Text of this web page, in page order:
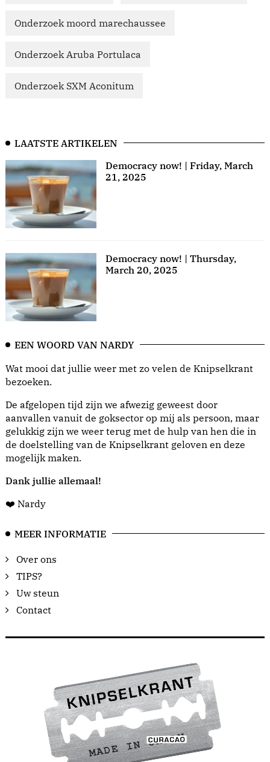
Onderzoek moord marechaussee
Onderzoek Aruba Portulaca
Onderzoek SXM Aconitum
LAATSTE ARTIKELEN
Democracy now! | Friday, March
21, 2025
Democracy now! | Thursday,
March 20, 2025
EEN WOORD VAN NARDY
Wat mooi dat jullie weer met zo velen de Knipselkrant
bezoeken.
De afgelopen tijd zijn we afwezig geweest door
aanvallen vanuit de goksector op mij als persoon, maar
gelukkig zijn we weer terug met de hulp van hen die in
de doelstelling van de Knipselkrant geloven en deze
mogelijk maken.
Dank jullie allemaal!
❤️ Nardy
MEER INFORMATIE
Over ons
TIPS?
Uw steun
Contact